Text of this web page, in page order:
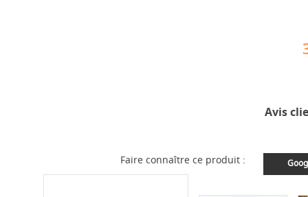
Avis
Faire connaître ce produit :